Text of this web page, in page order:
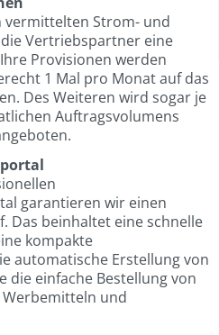
vermittelten Strom- und
Vertriebspartner eine
Provisionen werden
1 Mal pro Monat auf das
Des Weiteren wird sogar je
Auftragsvolumens
garantieren wir einen
Das beinhaltet eine schnelle
kompakte
automatische Erstellung von
die einfache Bestellung von
und